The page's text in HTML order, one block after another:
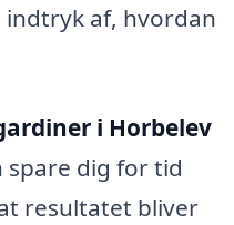
indtryk af, hvordan
i Horbelev
dig for tid
resultatet bliver